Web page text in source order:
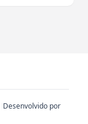
Desenvolvido por